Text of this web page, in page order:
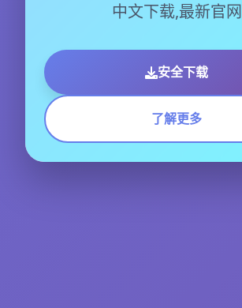
中文下载,最新官网
安全下载
了解更多